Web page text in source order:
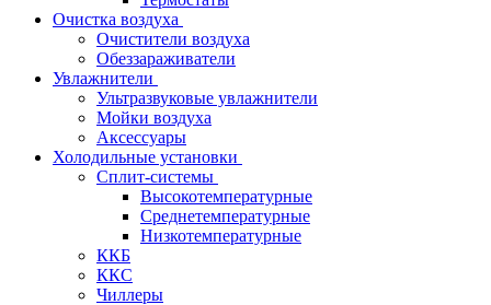
Очистка воздуха
Очистители воздуха
Обеззараживатели
Увлажнители
Ультразвуковые увлажнители
Мойки воздуха
Аксессуары
Холодильные установки
Сплит-системы
Высокотемпературные
Среднетемпературные
Низкотемпературные
ККБ
ККС
Чиллеры